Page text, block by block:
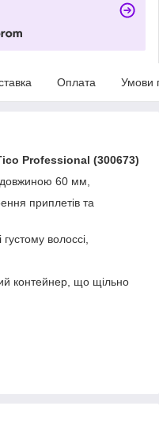
Оплата Умови
Professional (300673)
довжиною 60 мм,
приплетів та
волоссі,
контейнер, що щільно